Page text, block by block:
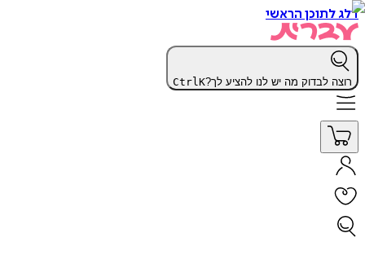
דלג לתוכן הראשי
רוצה לבדוק מה יש לנו להציע לך? CtrlK